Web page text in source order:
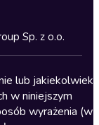
Sp. z o.o.
lub jakiekolwiek
w niniejszym
wyrażenia (w